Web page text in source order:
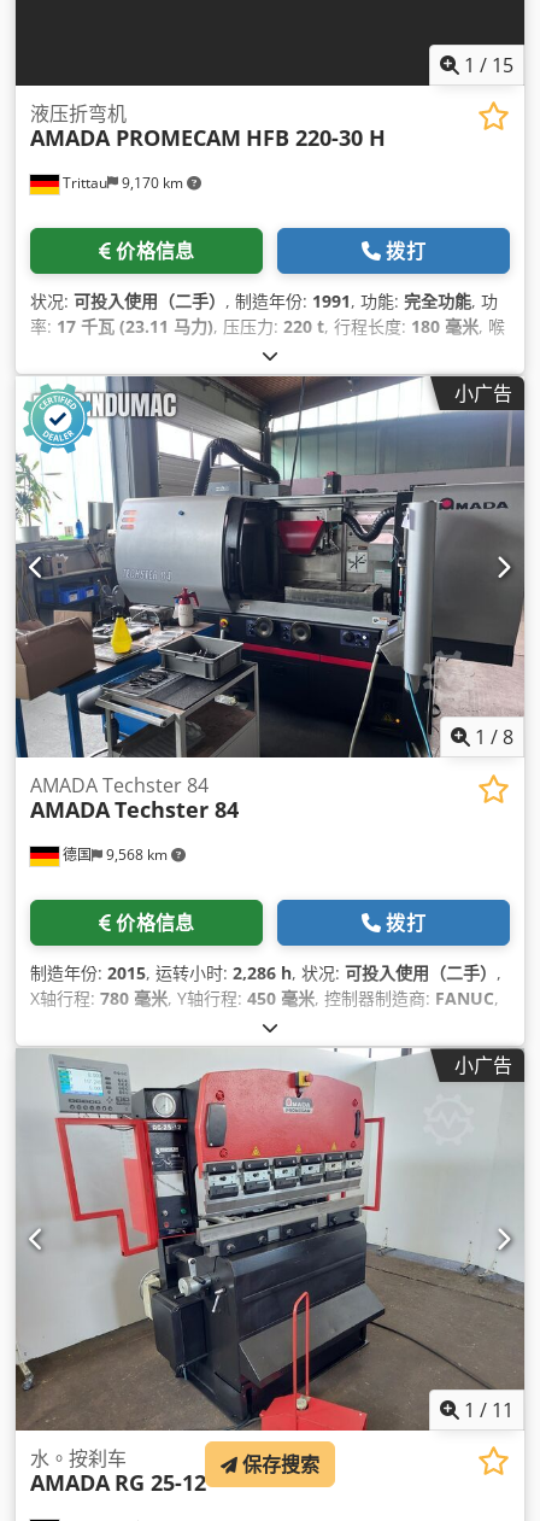
1 / 15
Trittau 9,170 km
液压折弯机
AMADA PROMECAM HFB 220-30 H
价格信息 拨打
状况: 可投入使用（二手） , 制造年份: 1991, 功能: 完全功能, 功
率: 17 千瓦 (23.11 马力), 压压力: 220 t, 行程长度: 180 毫米, 喉
3,650 毫米, 总高度:
17,900 千克,
小广告
1 /8
德国 9,568 km
AMADA Techster 84
AMADATechster 84
价格信息 拨打
制造年份: 2015, 运转小时: 2,286 h, 状况: 可投入使用（二手） ,
X轴行程: 780 毫米, Y轴行程: 450 毫米, 控制器制造商: FANUC,
Series 32i-MODEL B
机功率:7,500 瓦特, 桌面长度:700 毫米, 工作台宽度:400 毫米,
轴数:3, 小广告
1 / 11
水。按刹车
AMADA RG 25-12
保存搜索